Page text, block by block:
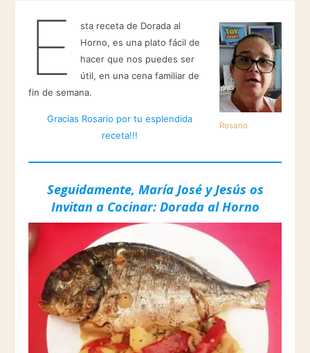
Rosario
E
sta receta de Dorada al
Horno, es una plato fácil de
hacer que nos puedes ser
útil, en una cena familiar de
fin de semana.
Gracias Rosario por tu esplendida
receta!!!
Seguidamente, María José y Jesús os
Invitan a Cocinar: Dorada al Horno